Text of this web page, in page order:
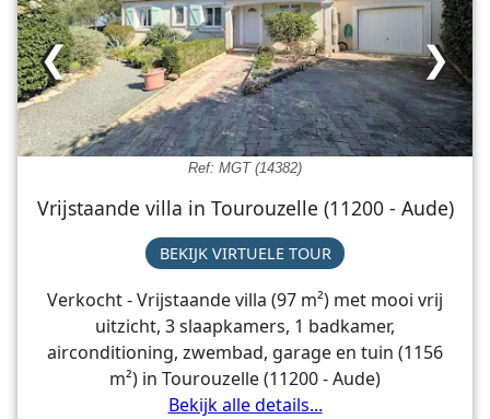
Ref: MGT (14382)
❯
❮
Vrijstaande villa in Tourouzelle (11200 - Aude)
BEKIJK VIRTUELE TOUR
Verkocht - Vrijstaande villa (97 m²) met mooi vrij
uitzicht, 3 slaapkamers, 1 badkamer,
airconditioning, zwembad, garage en tuin (1156
m²) in Tourouzelle (11200 - Aude)
Bekijk alle details...